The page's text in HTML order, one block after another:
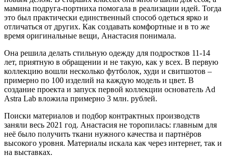
мамина подруга-портниха помогала в реализации идей. Тогда
это был практически единственный способ одеться ярко и
отличаться от других. Как создавать комфортные и в то же
время оригинальные вещи, Анастасия понимала.
Она решила делать стильную одежду для подростков 11-14
лет, приятную в обращении и не такую, как у всех. В первую
коллекцию вошли несколько футболок, худи и свитшотов –
примерно по 100 изделий на каждую модель и цвет. В
создание проекта и запуск первой коллекции основатель Ad
Astra Lab вложила примерно 3 млн. рублей.
Поиски материалов и подбор контрактных производств
заняли весь 2021 год. Анастасия не торопилась: главным для
неё было получить ткани нужного качества и партнёров
высокого уровня. Материалы искала как через интернет, так и
на выставках.